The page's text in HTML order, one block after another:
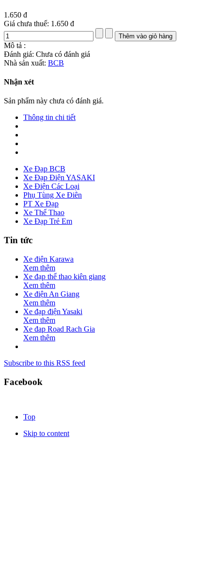
1.650 đ
Giá chưa thuế: 1.650 đ
Mô tả :
Đánh giá: Chưa có đánh giá
Nhà sản xuất: BCB
Nhận xét
Sản phẩm này chưa có đánh giá.
Thông tin chi tiết
Xe Đạp BCB
Xe Đạp Điện YASAKI
Xe Điện Các Loại
Phụ Tùng Xe Điên
PT Xe Đạp
Xe Thể Thao
Xe Đạp Trẻ Em
Tin tức
Xe điện Karawa
Xem thêm
Xe đạp thể thao kiên giang
Xem thêm
Xe điện An Giang
Xem thêm
Xe đạp điện Yasaki
Xem thêm
Xe đap Road Rach Gia
Xem thêm
Subscribe to this RSS feed
Facebook
Top
Skip to content